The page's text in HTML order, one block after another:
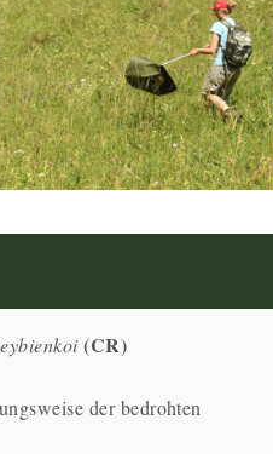
(CR)
der bedrohten